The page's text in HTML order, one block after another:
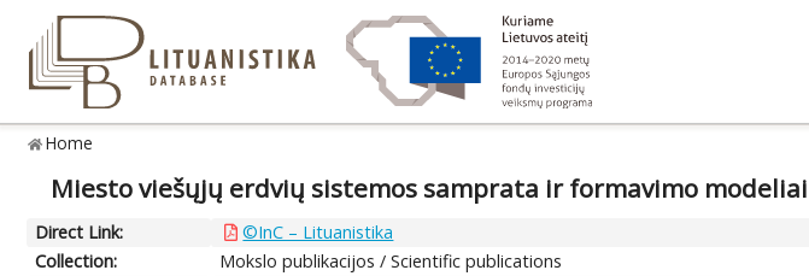
Home
Miesto viešųjų erdvių sistemos samprata ir formavimo modeliai
Direct Link:
©InC – Lituanistika
Collection:
Mokslo publikacijos / Scientific publications